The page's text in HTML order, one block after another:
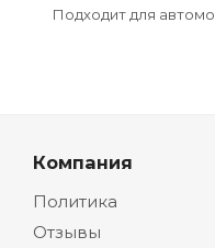
Подходит для
Компания
Политика
Отзывы